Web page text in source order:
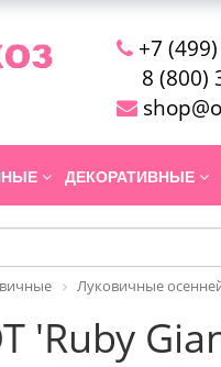
+7
8 (800)
ДЕКОРАТИВНЫЕ
Луковичные
'Ruby